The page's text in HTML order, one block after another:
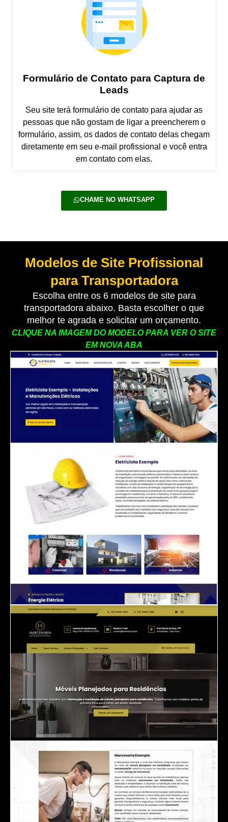
Formulário de Contato para Captura de
Leads
Seu site terá formulário de contato para ajudar as
pessoas que não gostam de ligar a preencherem o
formulário, assim, os dados de contato delas chegam
diretamente em seu e-mail profissional e você entra
em contato com elas.
CHAME NO WHATSAPP
Modelos de Site Profissional
para Transportadora
Escolha entre os 6 modelos de site para
transportadora abaixo. Basta escolher o que
melhor te agrada e solicitar um orçamento.
CLIQUE NA IMAGEM DO MODELO PARA VER O SITE
EM NOVA ABA